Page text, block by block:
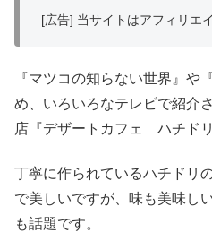
[広告] 当サイトはアフィリエ
『マツコの知らない世界』や
め、いろいろなテレビで紹介
店『デザートカフェ ハチドリ
丁寧に作られているハチドリ
で美しいですが、味も美味し
も話題です。